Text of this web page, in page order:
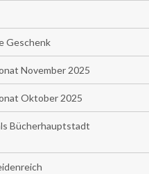
Geschenk
November 2025
Oktober 2025
Bücherhauptstadt